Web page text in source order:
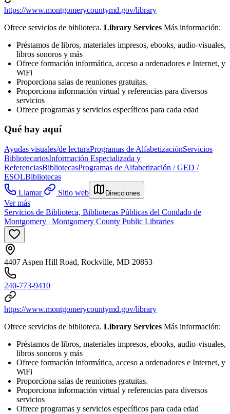
https://www.montgomerycountymd.gov/library
Ofrece servicios de biblioteca. Library Services Más información:
Préstamos de libros, materiales impresos, ebooks, audio-visuales,
libros sonoros y más
Ofrece formación informática, acceso a ordenadores e Internet, y
WiFi
Proporciona salas de reuniones gratuitas.
Proporciona información virtual y referencias para diversos
servicios
Ofrece programas y servicios específicos para cada edad
Qué hay aquí
Ayudas visuales/de lecturaProgramas de AlfabetizaciónServicios
BibliotecariosInformación Especializada y
ReferenciasBibliotecasProgramas de Alfabetización / GED /
ESOLBibliotecas
Llamar
Sitio web Direcciones
Ver más
Servicios de Biblioteca, Bibliotecas Públicas del Condado de
Montgomery | Montgomery County Public Libraries
4407 Aspen Hill Road, Rockville, MD 20853
240-773-9410
https://www.montgomerycountymd.gov/library
Ofrece servicios de biblioteca. Library Services Más información:
Préstamos de libros, materiales impresos, ebooks, audio-visuales,
libros sonoros y más
Ofrece formación informática, acceso a ordenadores e Internet, y
WiFi
Proporciona salas de reuniones gratuitas.
Proporciona información virtual y referencias para diversos
servicios
Ofrece programas y servicios específicos para cada edad